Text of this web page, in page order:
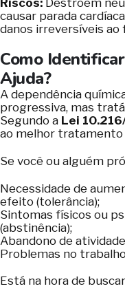
Riscos: Destroem
causar parada
danos irreversíveis ao
Como
Ajuda?
A dependência
progressiva, mas
Segundo a Lei
ao melhor tratamento
Se você ou alguém
Necessidade de
efeito (tolerância);
Sintomas físicos ou
(abstinência);
Abandono de
Problemas no
Está na hora de